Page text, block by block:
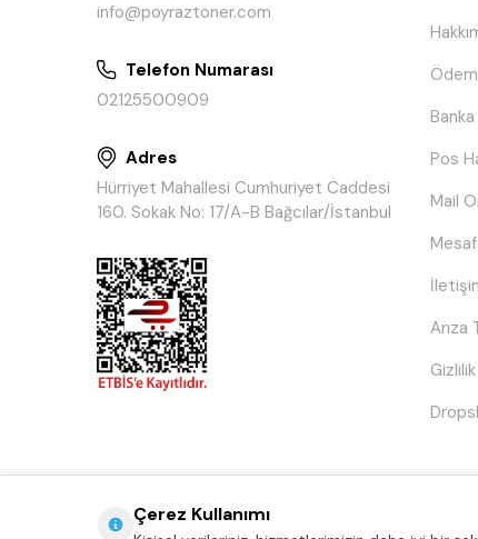
info@poyraztoner.com
Telefon Numarası
02125500909
Adres
Hürriyet Mahallesi Cumhuriyet Caddesi
160. Sokak No: 17/A-B Bağcılar/İstanbul
Pos
Mail
Arıza
Çerez Kullanımı